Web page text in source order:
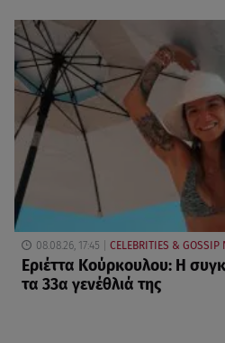
08.08.26, 17:45 CELEBRITIES & GOSSIP
Εριέττα Κούρκουλου: Η
τα 33α γενέθλιά της